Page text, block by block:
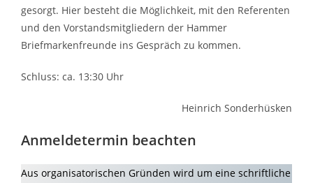
gesorgt. Hier besteht die Möglichkeit, mit den Referenten
und den Vorstandsmitgliedern der Hammer
Briefmarkenfreunde ins Gespräch zu kommen.
Schluss: ca. 13:30 Uhr
Heinrich Sonderhüsken
Anmeldetermin beachten
Aus organisatorischen Gründen wird um eine schriftliche